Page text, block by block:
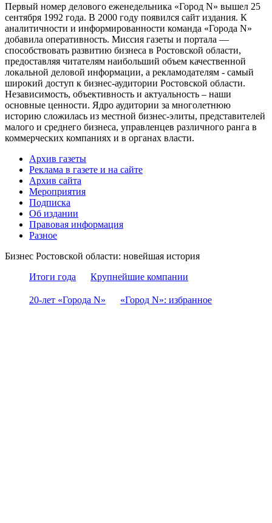
Первый номер делового еженедельника «Город N» вышел 25
сентября 1992 года. В 2000 году появился сайт издания. К
аналитичности и информированности команда «Города N»
добавила оперативность. Миссия газеты и портала —
способствовать развитию бизнеса в Ростовской области,
предоставляя читателям наибольший объем качественной
локальной деловой информации, а рекламодателям - самый
широкий доступ к бизнес-аудитории Ростовской области.
Независимость, объективность и актуальность – наши
основные ценности. Ядро аудитории за многолетнюю
историю сложилась из местной бизнес-элиты, представителей
малого и среднего бизнеса, управленцев различного ранга в
коммерческих компаниях и в органах власти.
Архив газеты
Реклама в газете и на сайте
Архив сайта
Мероприятия
Подписка
Об издании
Правовая информация
Разное
Бизнес Ростовской области: новейшая история
Итоги года
Крупнейшие компании
20-лет «Города N» «Город N»: избранное